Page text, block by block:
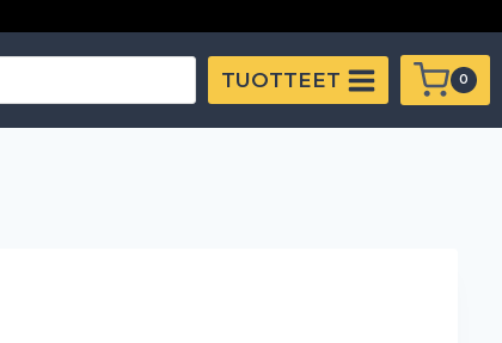
TUOTTEET 0